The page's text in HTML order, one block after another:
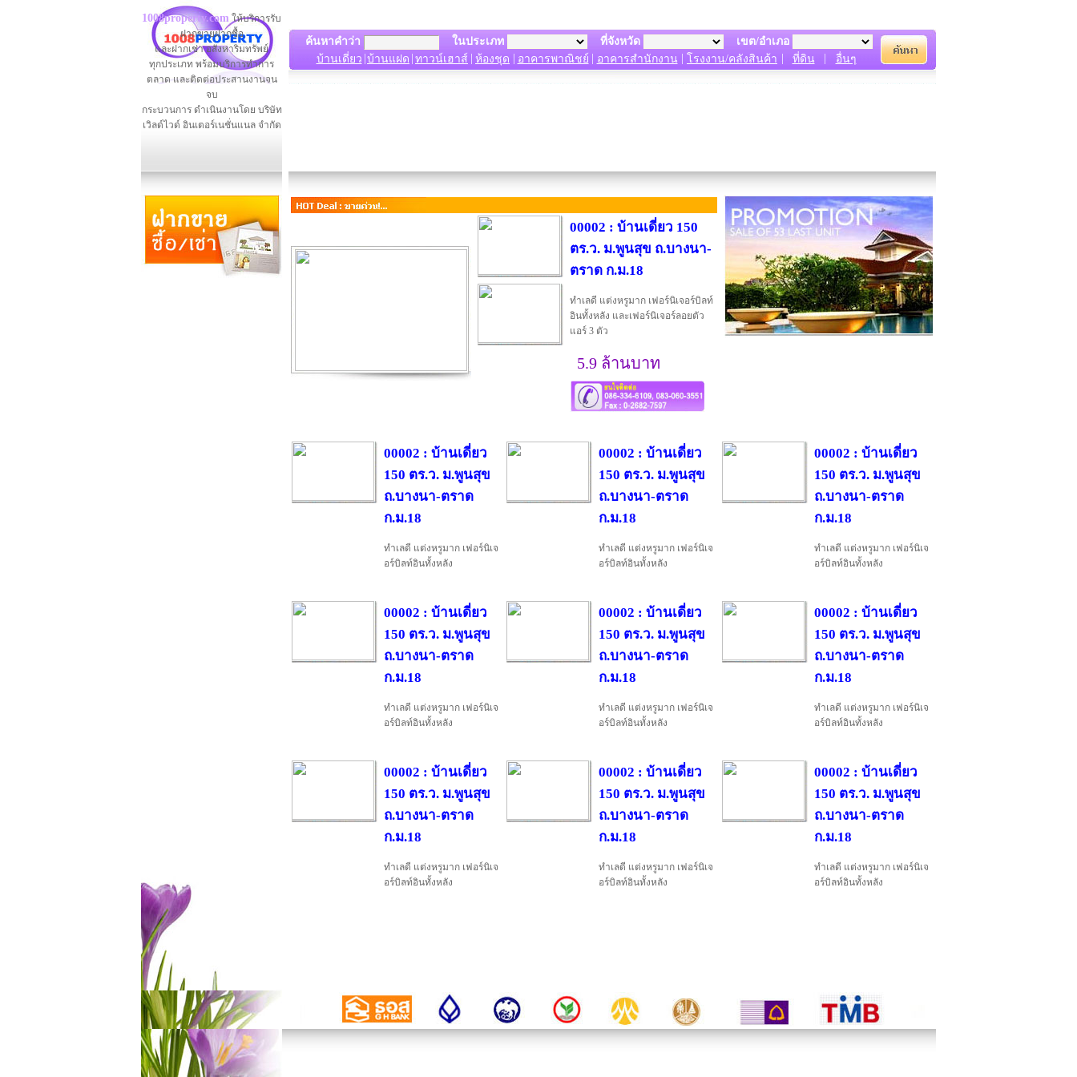
ค้นหาคำว่า ในประเภท ที่จังหวัด
เขต/อำเภอ
บ้านเดี่ยว บ้านแฝด ทาวน์เฮาส์ ห้องชุด อาคารพาณิชย์ อาคารสำนักงาน โรงงาน/คลังสินค้า ที่ดิน อื่นๆ
1008property.comให้บริการรับ
ฝากขายฝากซื้อ
และฝากเช่า อสังหาริมทรัพย์
ทุกประเภท พร้อมบริการทำการ
ตลาด และติดต่อประสานงานจน
จบ
กระบวนการ ดำเนินงานโดย บริษัท
เวิลด์ไวด์ อินเตอร์เนชั่นแนล จำกัด
00002 : บ้านเดี่ยว 150
ตร.ว. ม.พูนสุข ถ.บางนา-
ตราด ก.ม.18
ทำเลดี แต่งหรูมาก เฟอร์นิเจอร์บิลท์
อินทั้งหลัง และเฟอร์นิเจอร์ลอยตัว
แอร์ 3 ตัว
5.9 ล้านบาท
00002 : บ้านเดี่ยว
150 ตร.ว. ม.พูนสุข
ถ.บางนา-ตราด
ก.ม.18
ทำเลดี แต่งหรูมาก เฟอร์นิเจ
อร์บิลท์อินทั้งหลัง
00002 : บ้านเดี่ยว
150 ตร.ว. ม.พูนสุข
ถ.บางนา-ตราด
ก.ม.18
ทำเลดี แต่งหรูมาก เฟอร์นิเจ
อร์บิลท์อินทั้งหลัง
00002 : บ้านเดี่ยว
150 ตร.ว. ม.พูนสุข
ถ.บางนา-ตราด
ก.ม.18
ทำเลดี แต่งหรูมาก เฟอร์นิเจ
อร์บิลท์อินทั้งหลัง
00002 : บ้านเดี่ยว
150 ตร.ว. ม.พูนสุข
ถ.บางนา-ตราด
ก.ม.18
ทำเลดี แต่งหรูมาก เฟอร์นิเจ
อร์บิลท์อินทั้งหลัง
00002 : บ้านเดี่ยว
150 ตร.ว. ม.พูนสุข
ถ.บางนา-ตราด
ก.ม.18
ทำเลดี แต่งหรูมาก เฟอร์นิเจ
อร์บิลท์อินทั้งหลัง
00002 : บ้านเดี่ยว
150 ตร.ว. ม.พูนสุข
ถ.บางนา-ตราด
ก.ม.18
ทำเลดี แต่งหรูมาก เฟอร์นิเจ
อร์บิลท์อินทั้งหลัง
00002 : บ้านเดี่ยว
150 ตร.ว. ม.พูนสุข
ถ.บางนา-ตราด
ก.ม.18
ทำเลดี แต่งหรูมาก เฟอร์นิเจ
อร์บิลท์อินทั้งหลัง
00002 : บ้านเดี่ยว
150 ตร.ว. ม.พูนสุข
ถ.บางนา-ตราด
ก.ม.18
ทำเลดี แต่งหรูมาก เฟอร์นิเจ
อร์บิลท์อินทั้งหลัง
00002 : บ้านเดี่ยว
150 ตร.ว. ม.พูนสุข
ถ.บางนา-ตราด
ก.ม.18
ทำเลดี แต่งหรูมาก เฟอร์นิเจ
อร์บิลท์อินทั้งหลัง